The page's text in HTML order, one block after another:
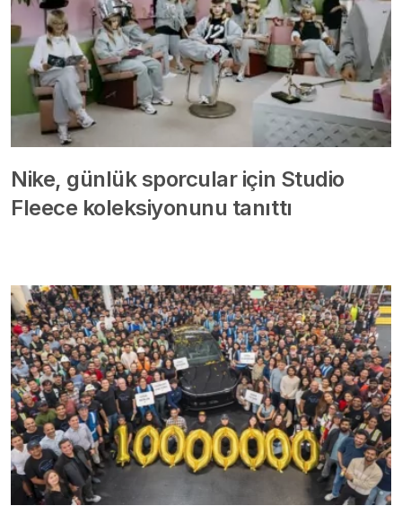
Nike, günlük sporcular için Studio
Fleece koleksiyonunu tanıttı